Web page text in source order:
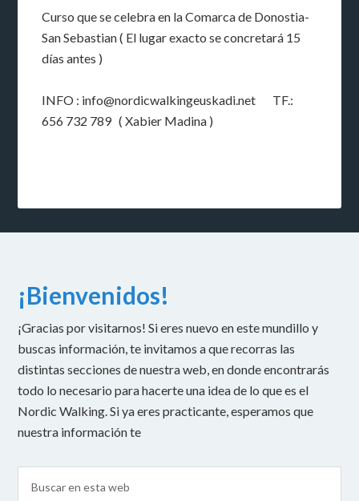
Curso que se celebra en la Comarca de Donostia-
San Sebastian ( El lugar exacto se concretará 15
días antes )
INFO : info@nordicwalkingeuskadi.net TF.:
656 732 789 ( Xabier Madina )
¡Bienvenidos!
¡Gracias por visitarnos! Si eres nuevo en este mundillo y
buscas información, te invitamos a que recorras las
distintas secciones de nuestra web, en donde encontrarás
todo lo necesario para hacerte una idea de lo que es el
Nordic Walking. Si ya eres practicante, esperamos que
nuestra información te